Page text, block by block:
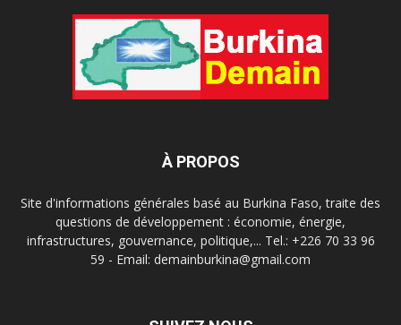
À PROPOS
Site d'informations générales basé au Burkina Faso, traite des
questions de développement : économie, énergie,
infrastructures, gouvernance, politique,... Tel.: +226 70 33 96
59 - Email: demainburkina@gmail.com